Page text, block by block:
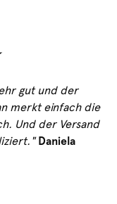
gut und der
merkt einfach die
Und der Versand
Daniela